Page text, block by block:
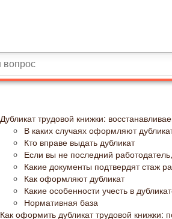
Дубликат трудовой книжки:
В каких случаях оформляют
Кто вправе выдать дубликат
Если вы не последний
Какие документы подтвердят стаж
Как оформляют дубликат
Какие особенности учесть в
Нормативная база
Как оформить дубликат трудовой книжки: